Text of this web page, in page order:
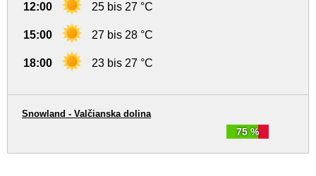
12:00 25 bis 27 °C
15:00 27 bis 28 °C
18:00 23 bis 27 °C
75 %
Snowland - Valčianska dolina